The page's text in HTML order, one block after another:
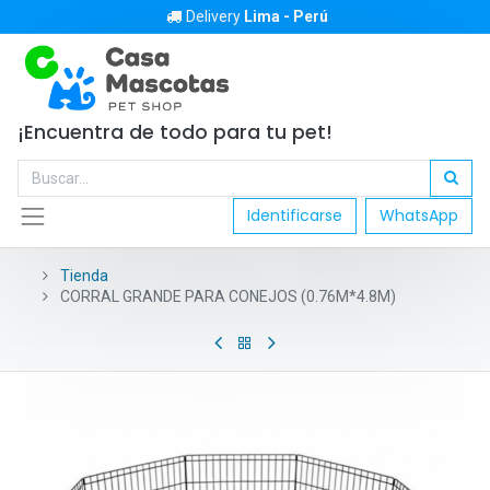
Delivery Lima - Perú
¡Encuentra de todo para tu pet!
Identificarse WhatsApp
Tienda
CORRAL GRANDE PARA CONEJOS (0.76M*4.8M)